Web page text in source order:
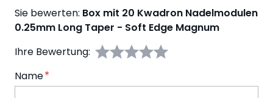
Sie bewerten: Box mit 20 Kwadron Nadelmodulen
0.25mm Long Taper - Soft Edge Magnum
Ihre Bewertung:
Name